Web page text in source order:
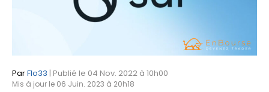
ParFlo33 | Publié le 04 Nov. 2022 à 10h00
Mis à jour le 06 Juin. 2023 à 20h18